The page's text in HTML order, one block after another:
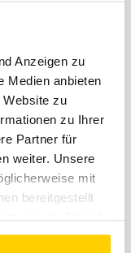
Anzeigen zu
Medien anbieten
Website zu
zu Ihrer
Partner für
weiter. Unsere
mit
bereitgestellt
Werktagen per
erhältst du von
du immer ganz
wann es bei dir